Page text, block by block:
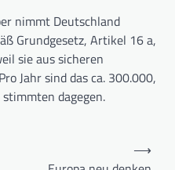
nimmt Deutschland
Grundgesetz, Artikel 16 a,
sie aus sicheren
Jahr sind das ca. 300.000,
dagegen.
⟶